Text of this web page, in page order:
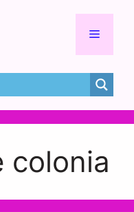
Menú
colonia